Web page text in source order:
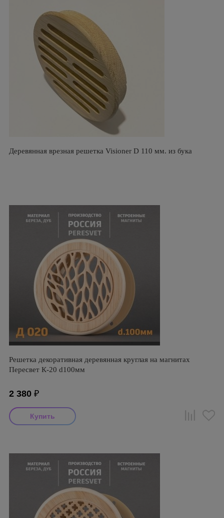
Деревянная врезная решетка Visioner D 110 мм. из бука
Решетка декоративная деревянная круглая на магнитах
Пересвет К-20 d100мм
2 380 ₽